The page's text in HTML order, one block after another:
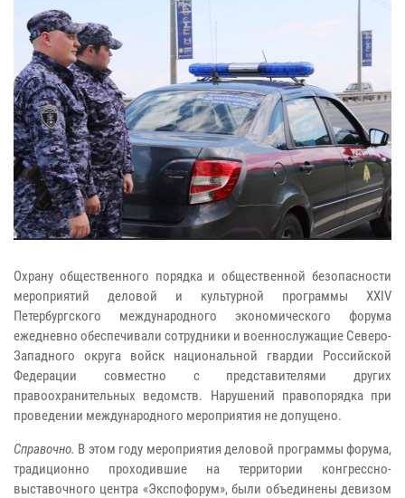
Охрану общественного порядка и общественной безопасности
мероприятий деловой и культурной программы XXIV
Петербургского международного экономического форума
ежедневно обеспечивали сотрудники и военнослужащие Северо-
Западного округа войск национальной гвардии Российской
Федерации совместно с представителями других
правоохранительных ведомств. Нарушений правопорядка при
проведении международного мероприятия не допущено.
Справочно. В этом году мероприятия деловой программы форума,
традиционно проходившие на территории конгрессно-
выставочного центра «Экспофорум», были объединены девизом